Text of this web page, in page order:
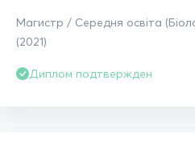
Магистр / Середня освіта
(2021)
Диплом подтвержден